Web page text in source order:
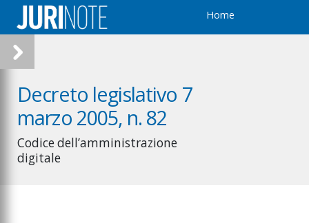
Home
Decreto legislativo 7
marzo 2005, n. 82
Codice dell’amministrazione
digitale